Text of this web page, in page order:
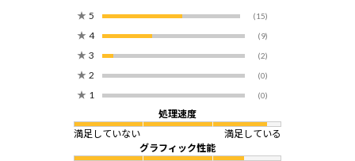
★ 5 (15)
★ 4 (9)
★ 3 (2)
★ 2 (0)
★ 1 (0)
処理速度
満足していない
満足している
グラフィック性能